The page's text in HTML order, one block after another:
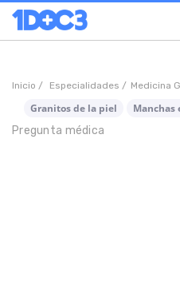
Inicio / Especialidades / Medicina
Granitos de la piel Manchas
Pregunta médica